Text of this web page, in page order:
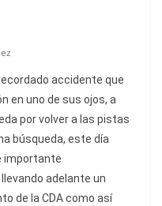
accidente que
en uno de sus ojos, a
por volver a las pistas
búsqueda, este día
importante
adelante un
de la CDA como así